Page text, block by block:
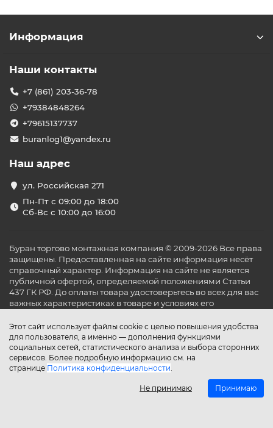
Этот сайт использует файлы cookie с целью повышения удобства
для пользователя, а именно — дополнения функциями
социальных сетей, статистического анализа и выбора сторонних
сервисов. Более подробную информацию см. на
странице Политика конфиденциальности.
Не принимаю Принимаю
Информация
Наши контакты
+7 (861) 203-36-78
+79384848264
+79615137737
buranlog1@yandex.ru
Наш адрес
ул. Российская 271
Пн-Пт с 09:00 до 18:00
Сб-Вс с 10:00 до 16:00
Буран торгово монтажная компания © 2009-2026 Все права
защищены. Предоставленная на сайте информация несёт
справочный характер. Информация на сайте не является
публичной офертой, определяемой положениями Статьи
437 ГК РФ. До оплаты товара удостоверьтесь во всех для вас
важных характеристиках в товаре и условиях его